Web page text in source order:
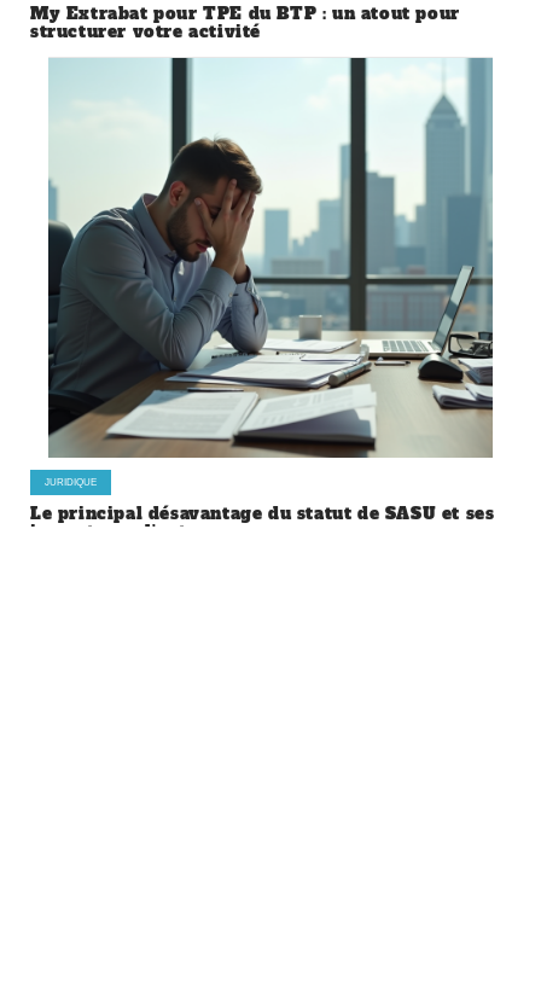
My Extrabat pour TPE du BTP : un atout pour
structurer votre activité
JURIDIQUE
Le principal désavantage du statut de SASU et ses
impacts sur l’entrepreneur